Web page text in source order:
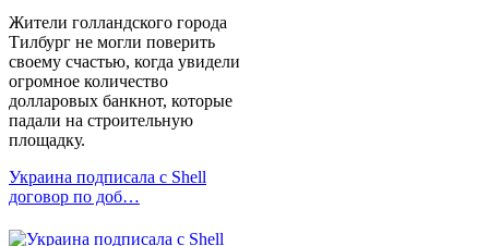
Жители голландского города
Тилбург не могли поверить
своему счастью, когда увидели
огромное количество
долларовых банкнот, которые
падали на строительную
площадку.
Украина подписала с Shell
договор по доб…